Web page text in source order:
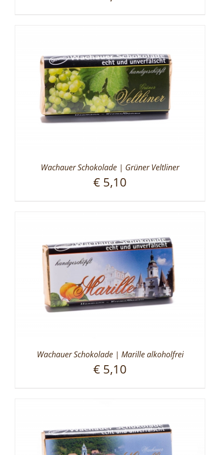
Wachauer Schokolade | Grüner Veltliner
€ 5,10
Wachauer Schokolade | Marille alkoholfrei
€ 5,10